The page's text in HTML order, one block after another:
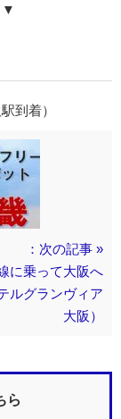
▼
到着）
：次の記事 »
に乗って大阪へ
ルグランヴィア
大阪）
ら